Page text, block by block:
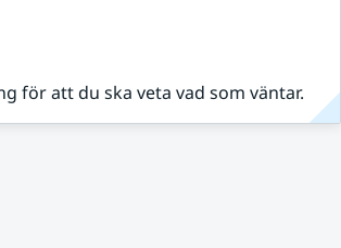
för att du ska veta vad som väntar.